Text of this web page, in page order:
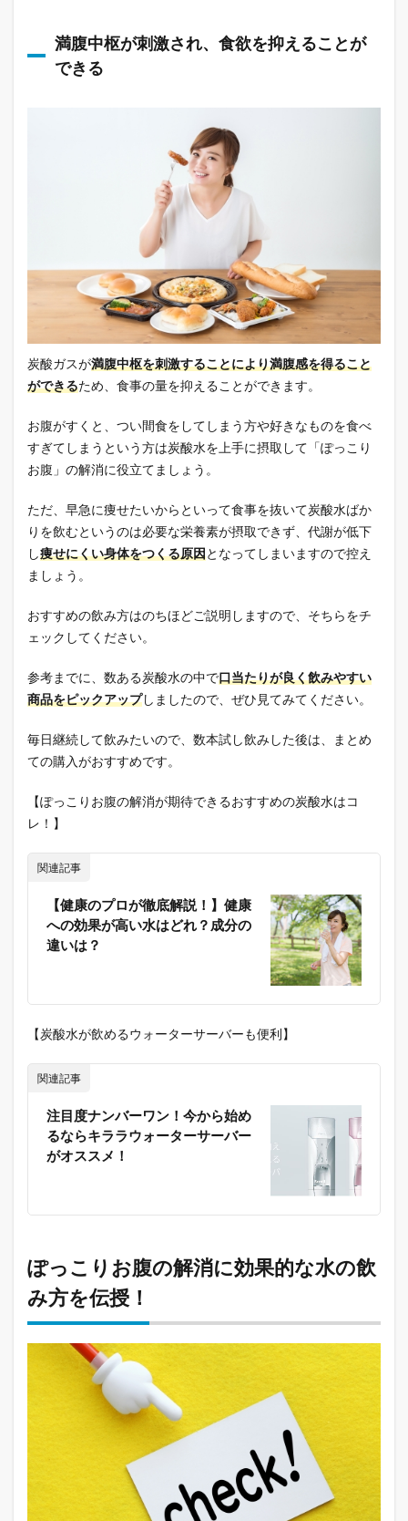
満腹中枢が刺激され、食欲を抑えることが
できる
炭酸ガスが満腹中枢を刺激することにより満腹感を得ること
ができるため、食事の量を抑えることができます。
お腹がすくと、つい間食をしてしまう方や好きなものを食べ
すぎてしまうという方は炭酸水を上手に摂取して「ぽっこり
お腹」の解消に役立てましょう。
ただ、早急に痩せたいからといって食事を抜いて炭酸水ばか
りを飲むというのは必要な栄養素が摂取できず、代謝が低下
し痩せにくい身体をつくる原因となってしまいますので控え
ましょう。
おすすめの飲み方はのちほどご説明しますので、そちらをチ
ェックしてください。
参考までに、数ある炭酸水の中で口当たりが良く飲みやすい
商品をピックアップしましたので、ぜひ見てみてください。
毎日継続して飲みたいので、数本試し飲みした後は、まとめ
ての購入がおすすめです。
【ぽっこりお腹の解消が期待できるおすすめの炭酸水はコ
レ！】
関連記事
【健康のプロが徹底解説！】健康
への効果が高い水はどれ？成分の
違いは？
【炭酸水が飲めるウォーターサーバーも便利】
関連記事
注目度ナンバーワン！今から始め
るならキララウォーターサーバー
がオススメ！
ぽっこりお腹の解消に効果的な水の飲
み方を伝授！